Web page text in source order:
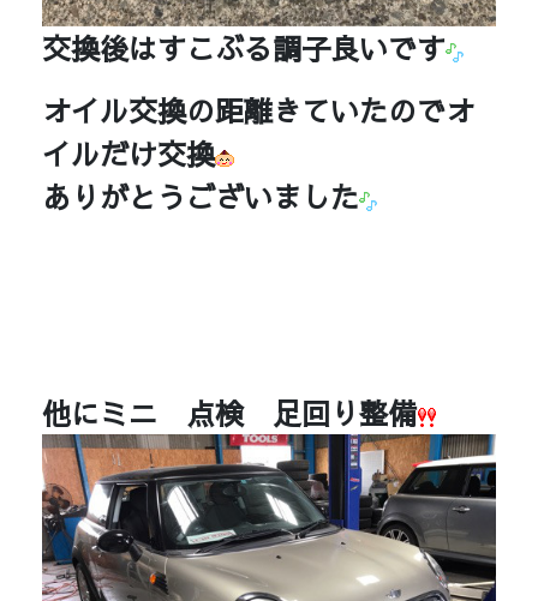
交換後はすこぶる調子良いです
オイル交換の距離きていたのでオ
イルだけ交換
ありがとうございました
他にミニ 点検 足回り整備